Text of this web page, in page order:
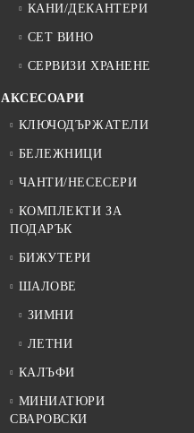
КАНИ/ДЕКАНТЕРИ
СЕТ ВИНО
СЕРВИЗИ ХРАНЕНЕ
АКСЕСОАРИ
КЛЮЧОДЪРЖАТЕЛИ
БЕЛЕЖНИЦИ
ЧАНТИ/НЕСЕСЕРИ
КОМПЛЕКТИ ЗА
ПОДАРЪК
БИЖУТЕРИ
ШАЛОВЕ
ЗИМНИ
ЛЕТНИ
КАЛЪФИ
МИНИАТЮРИ
СВАРОВСКИ